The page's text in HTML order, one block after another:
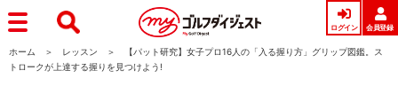
ログイン 会員登録
ホーム レッスン
【パット研究】女子プロ16人の「入る握り方」グリップ図鑑。ス
トロークが上達する握りを見つけよう!